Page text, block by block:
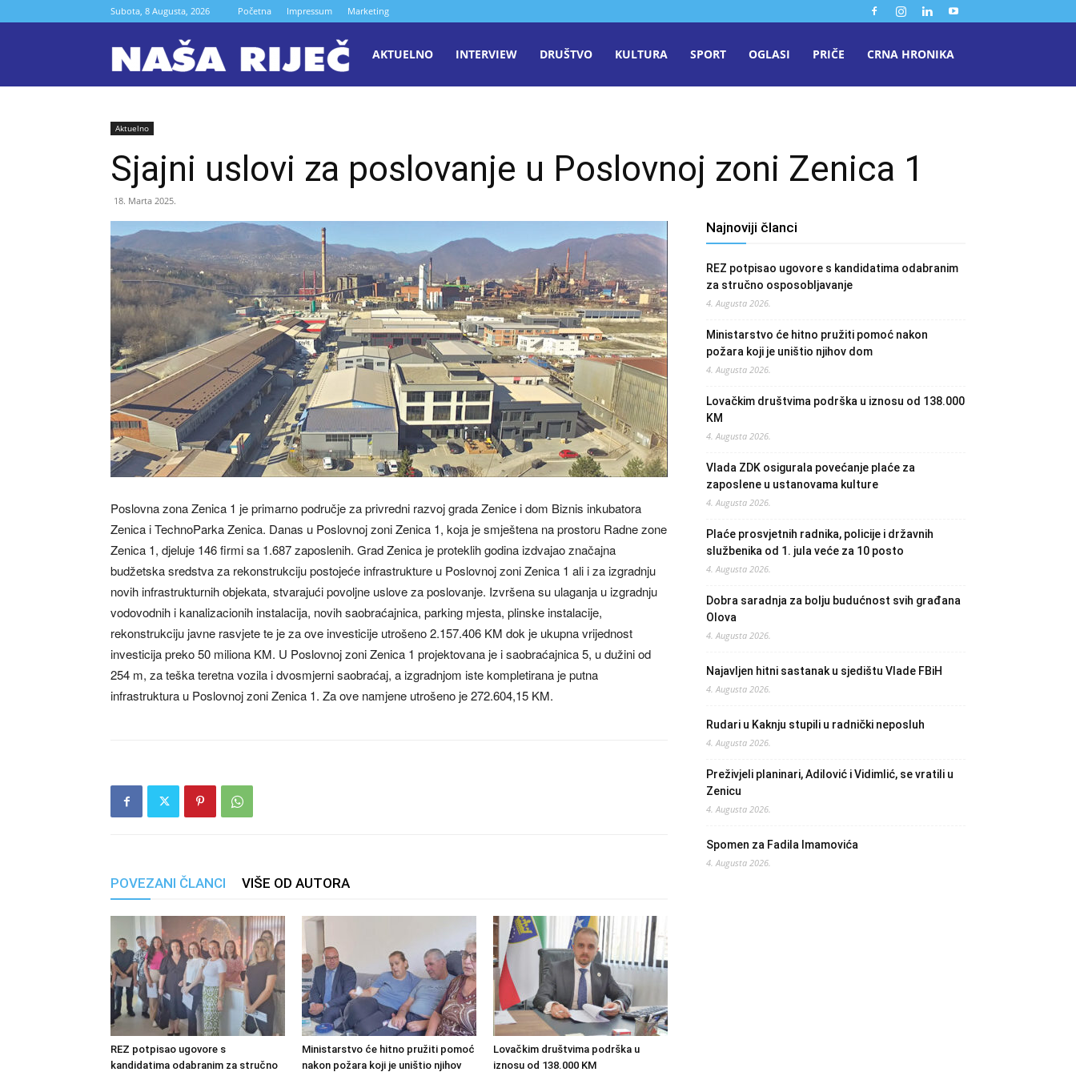
Subota, 8 Augusta, 2026 Početna Impressum Marketing
Naša
Zenica
AKTUELNO INTERVIEW DRUŠTVO KULTURA SPORT OGLASI PRIČE CRNA HRONIKA
Aktuelno
Sjajni uslovi za poslovanje u Poslovnoj zoni Zenica 1
18. Marta 2025.
Poslovna zona Zenica 1 je primarno područje za privredni razvoj grada Zenice i dom Biznis inkubatora
Zenica i TechnoParka Zenica. Danas u Poslovnoj zoni Zenica 1, koja je smještena na prostoru Radne zone
Zenica 1, djeluje 146 firmi sa 1.687 zaposlenih. Grad Zenica je proteklih godina izdvajao značajna
budžetska sredstva za rekonstrukciju postojeće infrastrukture u Poslovnoj zoni Zenica 1 ali i za izgradnju
novih infrastrukturnih objekata, stvarajući povoljne uslove za poslovanje. Izvršena su ulaganja u izgradnju
vodovodnih i kanalizacionih instalacija, novih saobraćajnica, parking mjesta, plinske instalacije,
rekonstrukciju javne rasvjete te je za ove investicije utrošeno 2.157.406 KM dok je ukupna vrijednost
investicija preko 50 miliona KM. U Poslovnoj zoni Zenica 1 projektovana je i saobraćajnica 5, u dužini od
254 m, za teška teretna vozila i dvosmjerni saobraćaj, a izgradnjom iste kompletirana je putna
infrastruktura u Poslovnoj zoni Zenica 1. Za ove namjene utrošeno je 272.604,15 KM.
POVEZANI ČLANCI VIŠE OD AUTORA
REZ potpisao ugovore s
kandidatima odabranim za stručno
Ministarstvo će hitno pružiti pomoć
nakon požara koji je uništio njihov
Lovačkim društvima podrška u
iznosu od 138.000 KM
Najnoviji članci
REZ potpisao ugovore s kandidatima odabranim
za stručno osposobljavanje
4. Augusta 2026.
Ministarstvo će hitno pružiti pomoć nakon
požara koji je uništio njihov dom
4. Augusta 2026.
Lovačkim društvima podrška u iznosu od 138.000
KM
4. Augusta 2026.
Vlada ZDK osigurala povećanje plaće za
zaposlene u ustanovama kulture
4. Augusta 2026.
Plaće prosvjetnih radnika, policije i državnih
službenika od 1. jula veće za 10 posto
4. Augusta 2026.
Dobra saradnja za bolju budućnost svih građana
Olova
4. Augusta 2026.
Najavljen hitni sastanak u sjedištu Vlade FBiH
4. Augusta 2026.
Rudari u Kaknju stupili u radnički neposluh
4. Augusta 2026.
Preživjeli planinari, Adilović i Vidimlić, se vratili u
Zenicu
4. Augusta 2026.
Spomen za Fadila Imamovića
4. Augusta 2026.